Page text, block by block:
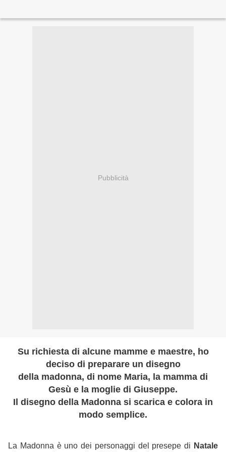
Pubblicità
Su richiesta di alcune mamme e maestre, ho
deciso di preparare un disegno
della madonna, di nome Maria, la mamma di
Gesù e la moglie di Giuseppe.
Il disegno della Madonna si scarica e colora in
modo semplice.
La Madonna è uno dei personaggi del presepe di Natale